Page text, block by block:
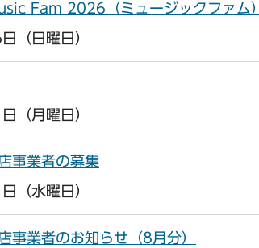
Fam 2026（ミュージックファム）
（日曜日）
（月曜日）
事業者の募集
（水曜日）
事業者のお知らせ（8月分）